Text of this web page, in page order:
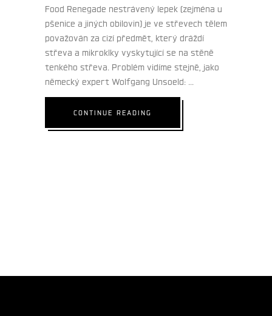
Food Renegade nestrávený lepek (zejména u
pšenice a jiných obilovin) je ve střevech tělem
považován za cizí předmět, který dráždí
střeva a mikroklky vyskytující se na stěně
tenkého střeva. Problém vidíme stejně, jako
německý expert Wolfgang Unsoeld:
CONTINUE READING